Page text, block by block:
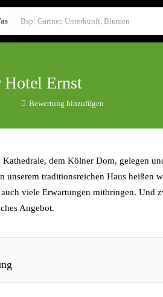
Hotel Ernst
Bewertung hinzufügen
dem Kölner Dom, gelegen
unserem traditionsreichen Haus heißen
viele Erwartungen mitbringen. Und
Angebot.